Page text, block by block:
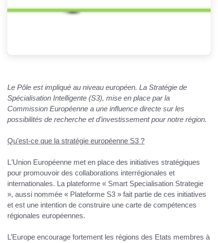
Le Pôle est impliqué au niveau européen. La Stratégie de
Spécialisation Intelligente (S3), mise en place par la
Commission Européenne a une influence directe sur les
possibilités de recherche et d’investissement pour notre région.
Qu’est-ce que la stratégie européenne S3 ?
L’Union Européenne met en place des initiatives stratégiques
pour promouvoir des collaborations interrégionales et
internationales. La plateforme « Smart Specialisation Strategie
», aussi nommée « Plateforme S3 » fait partie de ces initiatives
et est une intention de construire une carte de compétences
régionales européennes.
L’Europe encourage fortement les régions des Etats membres à